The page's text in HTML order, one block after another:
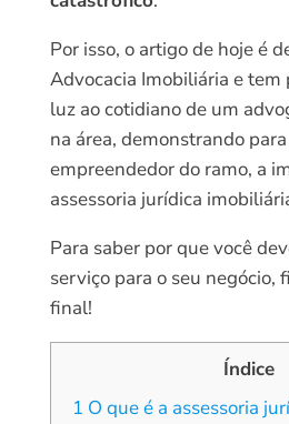
Por isso, o artigo de hoje é
Advocacia Imobiliária e
luz ao cotidiano de um
na área, demonstrando
empreendedor do ramo, a
assessoria jurídica
Para saber por que você
serviço para o seu negócio,
final!
Índice
1 O que é a assessoria